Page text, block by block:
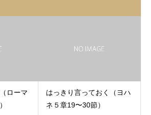
ローマ
はっきり言っておく（ヨハ
ネ５章19〜30節）